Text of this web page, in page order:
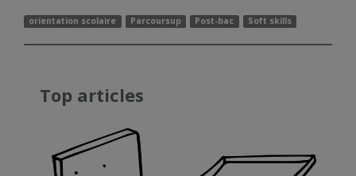
orientation scolaire Parcoursup Post-bac Soft skills
Top articles